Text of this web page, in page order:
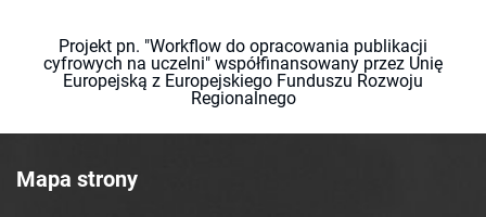
Projekt pn. "Workflow do opracowania publikacji
cyfrowych na uczelni" współfinansowany przez Unię
Europejską z Europejskiego Funduszu Rozwoju
Regionalnego
Mapa strony